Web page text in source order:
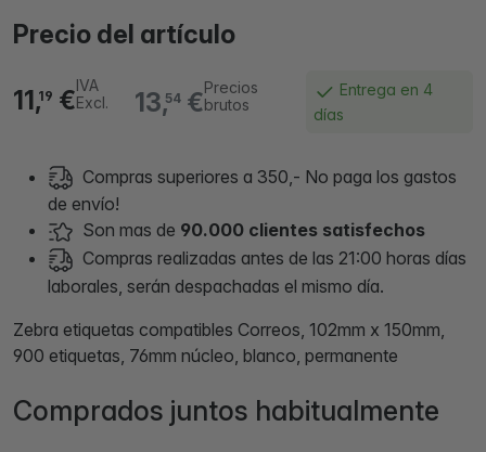
Precio del artículo
13,54 €Precios
brutos
11,19 €IVA
Excl.
Entrega en 4
días
Compras superiores a 350,- No paga los gastos
de envío!
Son mas de 90.000 clientes satisfechos
Compras realizadas antes de las 21:00 horas días
laborales, serán despachadas el mismo día.
Zebra etiquetas compatibles Correos, 102mm x 150mm,
900 etiquetas, 76mm núcleo, blanco, permanente
Comprados juntos habitualmente